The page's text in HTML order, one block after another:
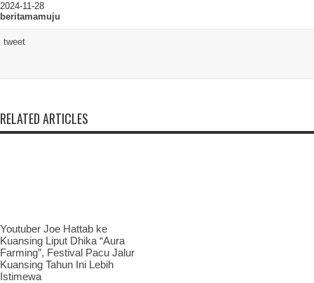
2024-11-28
beritamamuju
tweet
RELATED ARTICLES
Youtuber Joe Hattab ke
Kuansing Liput Dhika “Aura
Farming”, Festival Pacu Jalur
Kuansing Tahun Ini Lebih
Istimewa